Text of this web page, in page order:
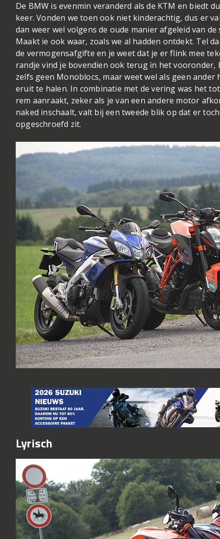
De BMW is evenmin veranderd als de KTM en biedt
keer. Vonden we toen ook niet kinderachtig, dus er
dan weer wel volgens de oude manier afgeleid van
Maakt ie ook waar, zoals we al hadden ontdekt. Tel
de vermogensafgifte en je weet dat je er flink mee
randje vind je bovendien ook terug in het vooronder,
zelfs geen Monoblocs, maar weet wel als geen ander
eruit te halen. In combinatie met de vering was het
rem aanraakt, zeker als je van een andere motor
naked inschaalt, valt bij een tweede blik op dat er
opgeschroefd zit.
Lyrisch